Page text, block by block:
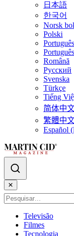
日本語
한국어
Norsk
Polski
Română
Русский
Svenska
Türkçe
Tiếng
简体中
繁體中
Español
✕
Televisão
Filmes
Tecnologia